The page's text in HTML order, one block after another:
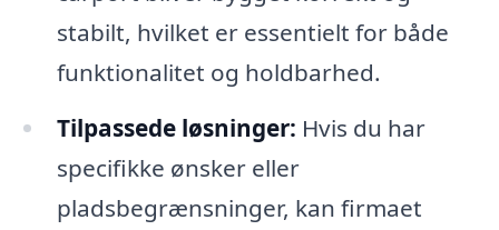
stabilt, hvilket er essentielt for både
funktionalitet og holdbarhed.
Tilpassede løsninger: Hvis du har
specifikke ønsker eller
pladsbegrænsninger, kan firmaet